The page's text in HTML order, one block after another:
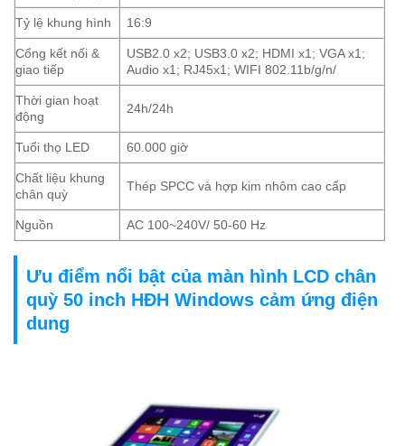
Tỷ lệ khung hình 16:9
Cổng kết nối &
giao tiếp
USB2.0 x2; USB3.0 x2; HDMI x1; VGA x1;
Audio x1; RJ45x1; WIFI 802.11b/g/n/
Thời gian hoạt
động
24h/24h
Tuổi thọ LED 60.000 giờ
Chất liệu khung
chân quỳ
Thép SPCC và hợp kim nhôm cao cấp
Nguồn AC 100~240V/ 50-60 Hz
Ưu điểm nổi bật của màn hình LCD chân
quỳ 50 inch HĐH Windows cảm ứng điện
dung